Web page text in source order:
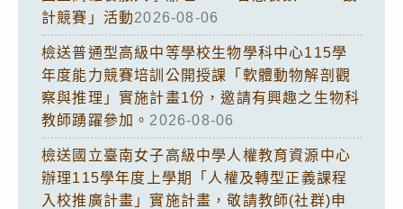
計競賽」活動2026-08-06
檢送普通型高級中等學校生物學科中心115學
年度能力競賽培訓公開授課「軟體動物解剖觀
察與推理」實施計畫1份，邀請有興趣之生物科
教師踴躍參加。 2026-08-06
檢送國立臺南女子高級中學人權教育資源中心
辦理115學年度上學期「人權及轉型正義課程
入校推廣計畫」實施計畫，敬請教師(社群)申